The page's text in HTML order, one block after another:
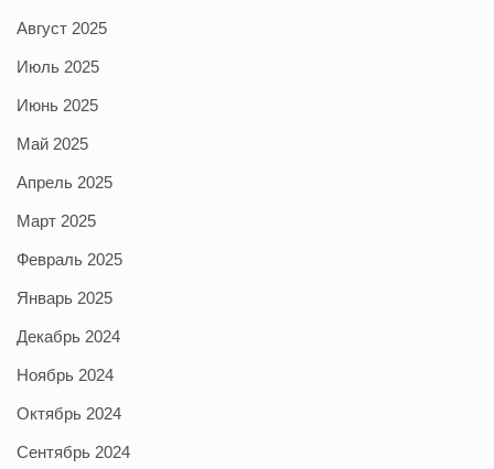
Август 2025
Июль 2025
Июнь 2025
Май 2025
Апрель 2025
Март 2025
Февраль 2025
Январь 2025
Декабрь 2024
Ноябрь 2024
Октябрь 2024
Сентябрь 2024